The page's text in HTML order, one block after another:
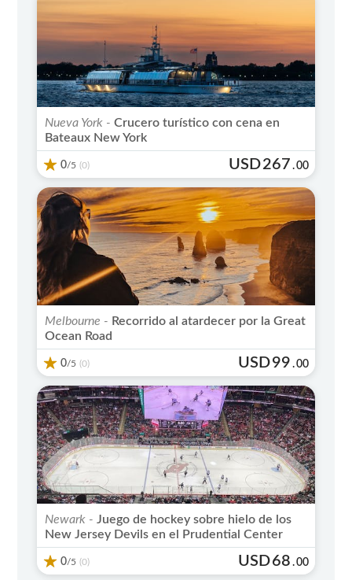
Nueva York - Crucero turístico con cena en
Bateaux New York
0/5 (0) USD267 .00
Melbourne - Recorrido al atardecer por la Great
Ocean Road
0/5 (0) USD99 .00
Newark - Juego de hockey sobre hielo de los
New Jersey Devils en el Prudential Center
0/5 (0) USD68 .00